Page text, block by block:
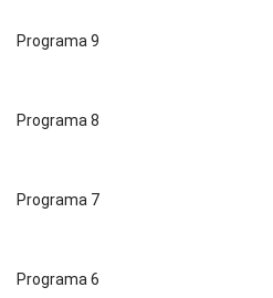
Programa 9
Programa 8
Programa 7
Programa 6